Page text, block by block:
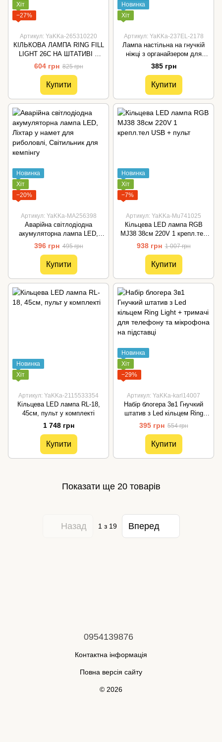
Хіт
−27%
Артикул: YaKKa-265310220
КІЛЬКОВА ЛАМПА RING FILL
LIGHT 26С НА ШТАТИВІ З
ТРИМАЧЕМ ТЕЛЕФОНУ
604 грн 825 грн
Купити
Новинка
Хіт
Артикул: YaKKa-237EL-2178
Лампа настільна на гнучкій
ніжці з органайзером для
ручок та підставкою
телефону Quite Light Deer з
точилкою олівців, живлення
від USB
385 грн
Купити
Новинка
Хіт
−20%
Артикул: YaKKa-MA256398
Аварійна світлодіодна
акумуляторна лампа LED,
Ліхтар у намет для риболовлі,
Світильник для кемпінгу
396 грн 495 грн
Купити
Новинка
Хіт
−7%
Артикул: YaKKa-Mu741025
Кільцева LED лампа RGB
MJ38 38см 220V 1 крепл.тел
USB + пульт
938 грн 1 007 грн
Купити
Новинка
Хіт
Артикул: YaKKa-2115533354
Кільцева LED лампа RL-18,
45см, пульт у комплекті
1 748 грн
Купити
Новинка
Хіт
−29%
Артикул: YaKKa-karl14007
Набір блогера 3в1 Гнучкий
штатив з Led кільцем Ring
Light + тримачі для телефону
та мікрофона на підставці
395 грн 554 грн
Купити
Показати ще 20 товарів
Назад 1з 19 Вперед
0954139876
Контактна інформація
Повна версія сайту
© 2026